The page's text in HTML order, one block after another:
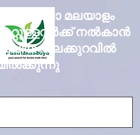
എല്ലാ മലയാളം
നൽകാൻ
വിലക്കുറവിൽ